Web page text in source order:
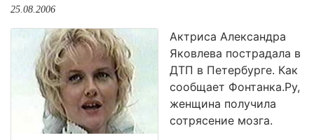
25.08.2006
Актриса Александра
Яковлева пострадала в
ДТП в Петербурге. Как
сообщает Фонтанка.Ру,
женщина получила
сотрясение мозга.